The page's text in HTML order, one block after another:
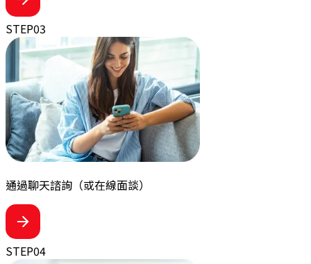
STEP03
通過聊天諮詢 （或在線面談）
STEP04